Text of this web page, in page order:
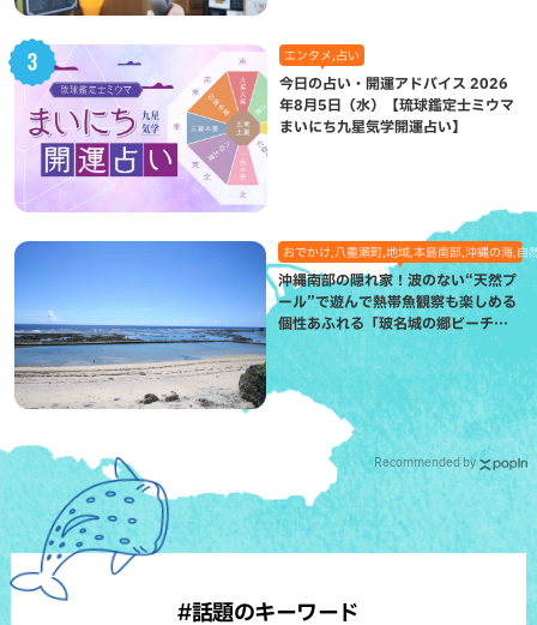
エンタメ,占い
今日の占い・開運アドバイス 2026
年8月5日（水）【琉球鑑定士ミウマ
まいにち九星気学開運占い】
おでかけ,八重瀬町,地域,本島南部,沖縄の海,自
沖縄南部の隠れ家！波のない“天然プ
ール”で遊んで熱帯魚観察も楽しめる
個性あふれる「玻名城の郷ビーチ」
（八重瀬町）
Recommended by
#話題のキーワード